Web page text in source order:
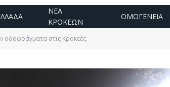
ΝΕΑ
ΚΡΟΚΕΩΝ
ΟΜΟΓΕΝΕΙΑ
οδοφράγματα στις Κροκεές.